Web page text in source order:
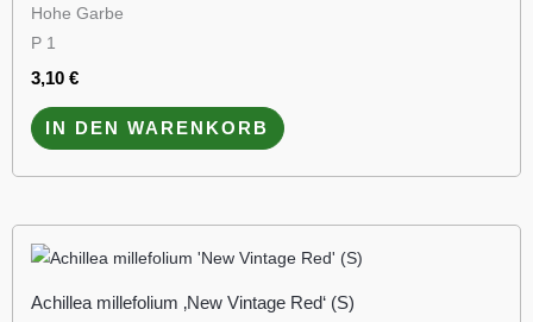
Hohe Garbe
P 1
3,10 €
IN DEN WARENKORB
Achillea millefolium ‚New Vintage Red‘ (S)